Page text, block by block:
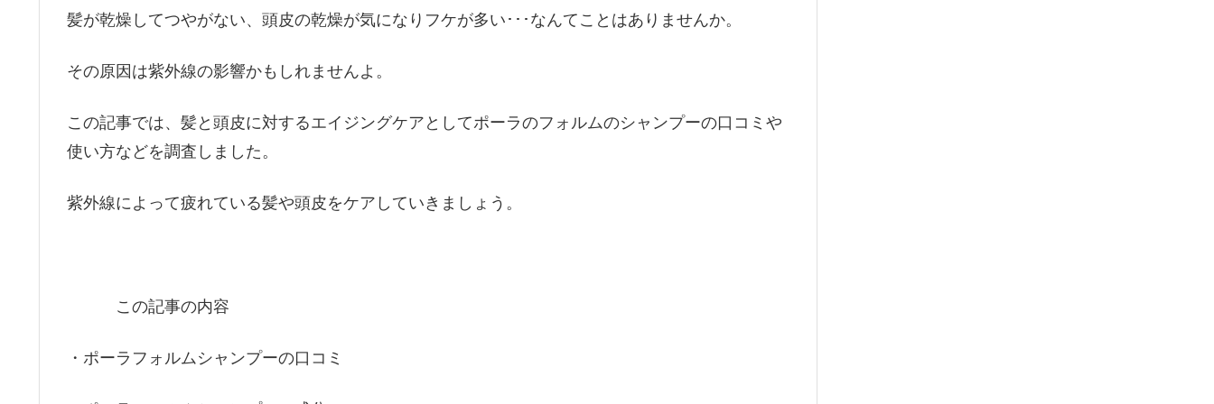
髪が乾燥してつやがない、頭皮の乾燥が気になりフケが多い･･･なんてことはありませんか。
その原因は紫外線の影響かもしれませんよ。
この記事では、髪と頭皮に対するエイジングケアとしてポーラのフォルムのシャンプーの口コミや
使い方などを調査しました。
紫外線によって疲れている髪や頭皮をケアしていきましょう。
この記事の内容
・ポーラフォルムシャンプーの口コミ